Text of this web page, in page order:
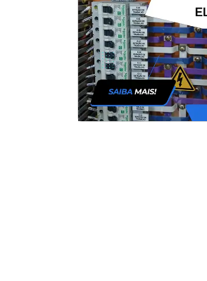
Companhia de
Técnica Painéis